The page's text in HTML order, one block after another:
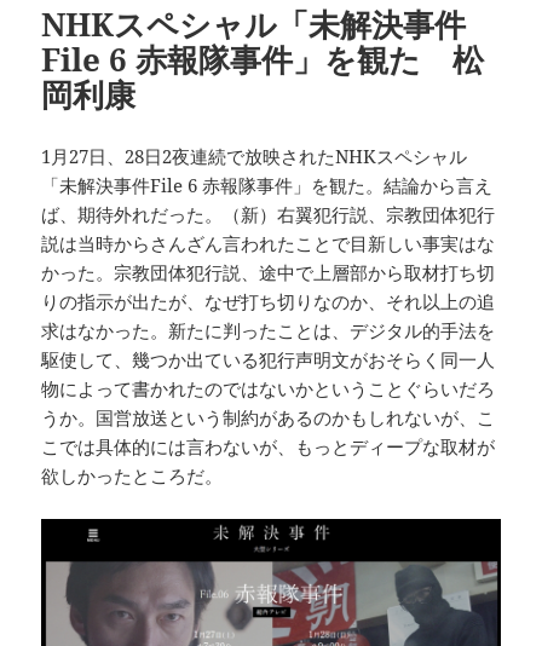
ー
NHKスペシャル「未解決事件
File 6 赤報隊事件」を観た 松
岡利康
1月27日、28日2夜連続で放映されたNHKスペシャル
「未解決事件File 6 赤報隊事件」を観た。結論から言え
ば、期待外れだった。（新）右翼犯行説、宗教団体犯行
説は当時からさんざん言われたことで目新しい事実はな
かった。宗教団体犯行説、途中で上層部から取材打ち切
りの指示が出たが、なぜ打ち切りなのか、それ以上の追
求はなかった。新たに判ったことは、デジタル的手法を
駆使して、幾つか出ている犯行声明文がおそらく同一人
物によって書かれたのではないかということぐらいだろ
うか。国営放送という制約があるのかもしれないが、こ
こでは具体的には言わないが、もっとディープな取材が
欲しかったところだ。